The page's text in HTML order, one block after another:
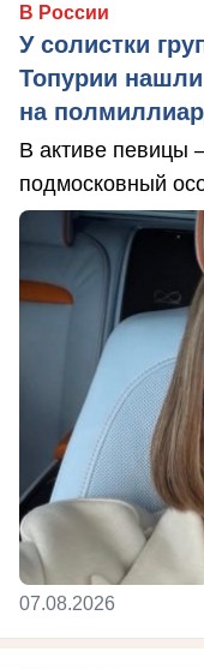
В России
У солистки
Топурии
на
В активе певицы
подмосковный
07.08.2026